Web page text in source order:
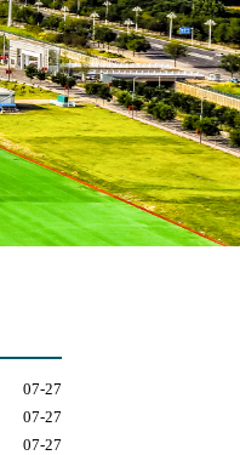
07-27
07-27
07-27